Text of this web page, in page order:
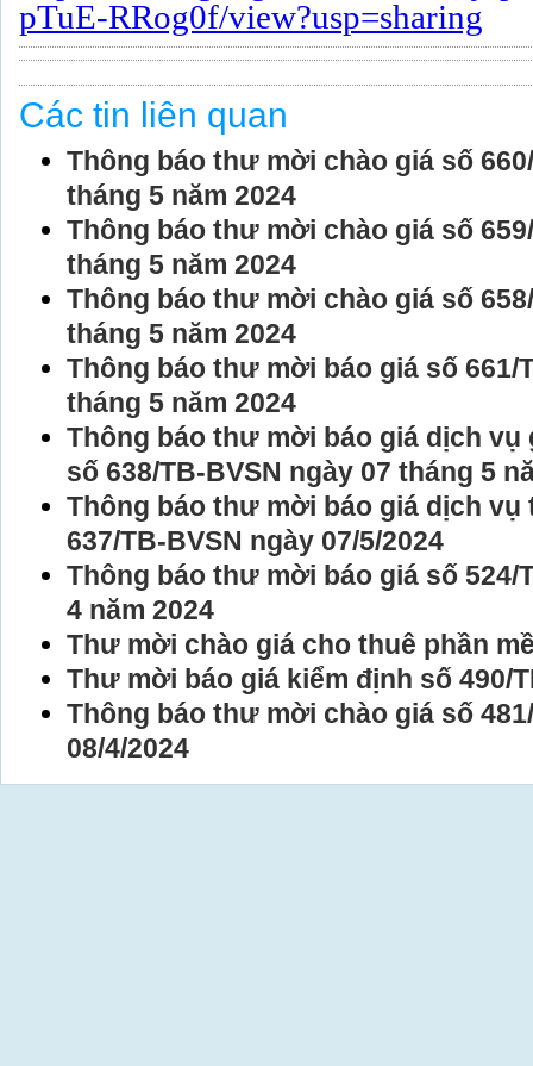
pTuE-RRog0f/view?usp=sharing
Các tin liên quan
Thông báo thư mời chào giá số
tháng 5 năm 2024
Thông báo thư mời chào giá số
tháng 5 năm 2024
Thông báo thư mời chào giá số
tháng 5 năm 2024
Thông báo thư mời báo giá số 661/
tháng 5 năm 2024
Thông báo thư mời báo giá dịch vụ
số 638/TB-BVSN ngày 07 tháng 5
Thông báo thư mời báo giá dịch vụ
637/TB-BVSN ngày 07/5/2024
Thông báo thư mời báo giá số 524/
4 năm 2024
Thư mời chào giá cho thuê phần
Thư mời báo giá kiểm định số 490/
Thông báo thư mời chào giá số
08/4/2024